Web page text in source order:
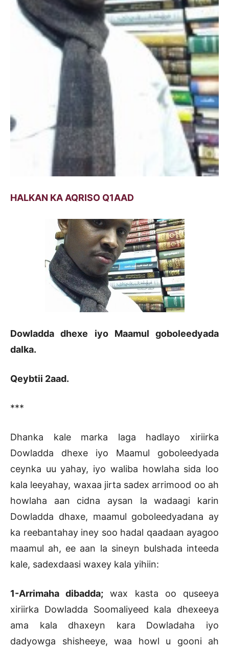
HALKAN KA AQRISO Q1AAD
Dowladda dhexe iyo Maamul goboleedyada
dalka.
Qeybtii 2aad.
***
Dhanka kale marka laga hadlayo xiriirka
Dowladda dhexe iyo Maamul goboleedyada
ceynka uu yahay, iyo waliba howlaha sida loo
kala leeyahay, waxaa jirta sadex arrimood oo ah
howlaha aan cidna aysan la wadaagi karin
Dowladda dhaxe, maamul goboleedyadana ay
ka reebantahay iney soo hadal qaadaan ayagoo
maamul ah, ee aan la sineyn bulshada inteeda
kale, sadexdaasi waxey kala yihiin:
1-Arrimaha dibadda; wax kasta oo quseeya
xiriirka Dowladda Soomaliyeed kala dhexeeya
ama kala dhaxeyn kara Dowladaha iyo
dadyowga shisheeye, waa howl u gooni ah